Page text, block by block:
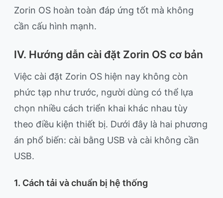
Zorin OS hoàn toàn đáp ứng tốt mà không
cần cấu hình mạnh.
IV. Hướng dẫn cài đặt Zorin OS cơ bản
Việc cài đặt Zorin OS hiện nay không còn
phức tạp như trước, người dùng có thể lựa
chọn nhiều cách triển khai khác nhau tùy
theo điều kiện thiết bị. Dưới đây là hai phương
án phổ biến: cài bằng USB và cài không cần
USB.
1. Cách tải và chuẩn bị hệ thống